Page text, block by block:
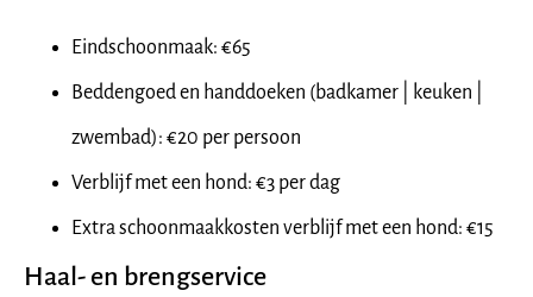
Eindschoonmaak: €65
Beddengoed en handdoeken (badkamer | keuken |
zwembad): €20 per persoon
Verblijf met een hond: €3 per dag
Extra schoonmaakkosten verblijf met een hond: €15
Haal- en brengservice